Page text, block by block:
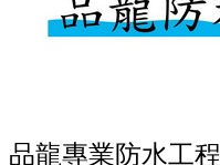
品龍專業防水工程